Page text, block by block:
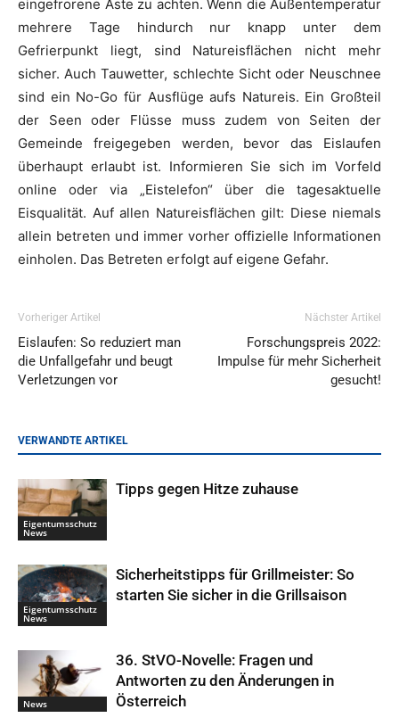
eingefrorene Äste zu achten. Wenn die Außentemperatur
mehrere Tage hindurch nur knapp unter dem
Gefrierpunkt liegt, sind Natureisflächen nicht mehr
sicher. Auch Tauwetter, schlechte Sicht oder Neuschnee
sind ein No-Go für Ausflüge aufs Natureis. Ein Großteil
der Seen oder Flüsse muss zudem von Seiten der
Gemeinde freigegeben werden, bevor das Eislaufen
überhaupt erlaubt ist. Informieren Sie sich im Vorfeld
online oder via „Eistelefon“ über die tagesaktuelle
Eisqualität. Auf allen Natureisflächen gilt: Diese niemals
allein betreten und immer vorher offizielle Informationen
einholen. Das Betreten erfolgt auf eigene Gefahr.
Vorheriger Artikel
Eislaufen: So reduziert man
die Unfallgefahr und beugt
Verletzungen vor
Nächster Artikel
Forschungspreis 2022:
Impulse für mehr Sicherheit
gesucht!
VERWANDTE ARTIKEL
Eigentumsschutz
News
Tipps gegen Hitze zuhause
Eigentumsschutz
News
Sicherheitstipps für Grillmeister: So
starten Sie sicher in die Grillsaison
News
36. StVO-Novelle: Fragen und
Antworten zu den Änderungen in
Österreich